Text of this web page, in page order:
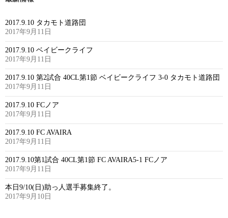
2017.9.10 タカモト道路団
2017年9月11日
2017.9.10 ベイビークライフ
2017年9月11日
2017.9.10 第2試合 40CL第1節 ベイビークライフ 3-0 タカモト道路団
2017年9月11日
2017.9.10 FCノア
2017年9月11日
2017.9.10 FC AVAIRA
2017年9月11日
2017.9.10第1試合 40CL第1節 FC AVAIRA5-1 FCノア
2017年9月11日
本日9/10(日)助っ人選手募集終了。
2017年9月10日